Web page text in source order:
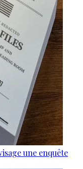
une enquête